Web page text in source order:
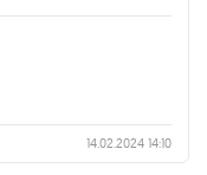
regrywalność.
problemu
nie
na zastosowanie
wiele radości i
14.02.2024 14:10